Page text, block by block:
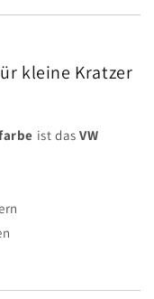
kleine Kratzer
ist dasVW